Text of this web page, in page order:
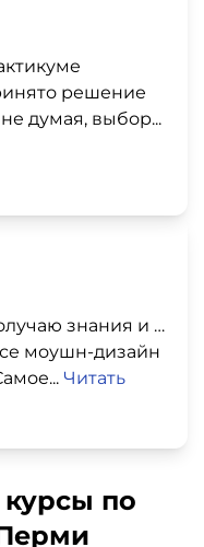
решение
думая, выбор...
С интересом и лёгкостью получаю знания и навыки
моушн-дизайн
Читать
по